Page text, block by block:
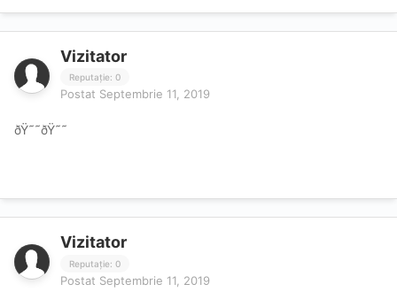
Vizitator
Reputație: 0
Postat Septembrie 11, 2019
ðŸ˜˜ðŸ˜˜
Vizitator
Reputație: 0
Postat Septembrie 11, 2019